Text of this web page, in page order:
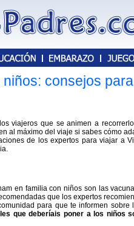
consejos
viajeros que se animen a
al máximo del viaje si sabes cómo
de los expertos para viajar a
en familia con niños son las
que los expertos
para que te informen
que deberíais poner a los niños